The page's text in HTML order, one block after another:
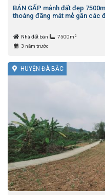
BÁN GẤP mảnh đất đẹp
thoáng đãng mát mẻ gần các
Nhà đất bán 7500m 2
3 năm trước
HUYỆN ĐÀ BẮC